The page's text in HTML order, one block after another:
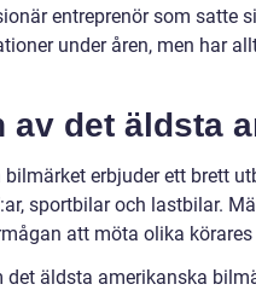
entreprenör som
under åren, men har
av det äldsta
erbjuder ett brett
sportbilar och lastbilar.
att möta olika körares
äldsta amerikanska